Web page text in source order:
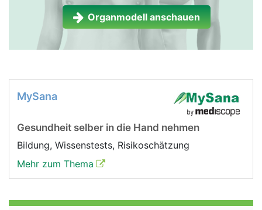
Organmodell anschauen
MySana
Gesundheit selber in die Hand nehmen
Bildung, Wissenstests, Risikoschätzung
Mehr zum Thema